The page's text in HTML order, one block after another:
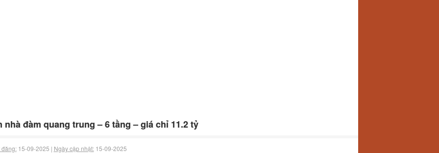
nhà đàm quang trung – 6 tầng – giá chỉ 11.2 tỷ
đăng:15-09-2025 | Ngày cập nhật:15-09-2025